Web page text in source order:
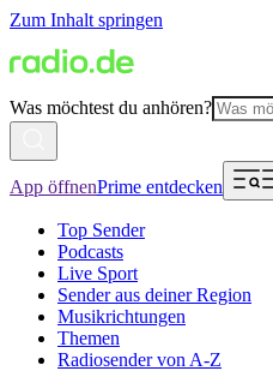
Zum Inhalt springen
Was möchtest du anhören?
App öffnenPrime entdecken
Top Sender
Podcasts
Live Sport
Sender aus deiner Region
Musikrichtungen
Themen
Radiosender von A-Z